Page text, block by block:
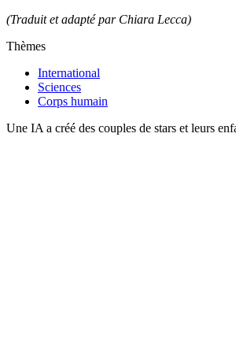
(Traduit et adapté par Chiara Lecca)
Thèmes
International
Sciences
Corps humain
Une IA a créé des couples de stars et leurs